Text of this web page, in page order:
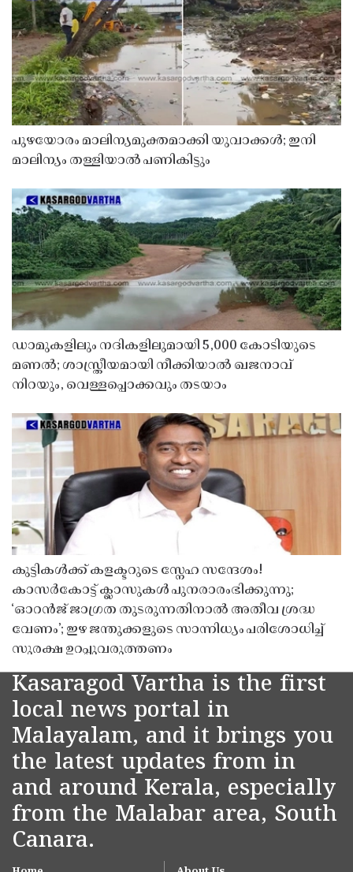
പുഴയോരം മാലിന്യമുക്തമാക്കി യുവാക്കൾ; ഇനി
മാലിന്യം തള്ളിയാൽ പണികിട്ടും
ഡാമുകളിലും നദികളിലുമായി 5,000 കോടിയുടെ
മണൽ; ശാസ്ത്രീയമായി നീക്കിയാൽ ഖജനാവ്
നിറയും, വെള്ളപ്പൊക്കവും തടയാം
കുട്ടികൾക്ക് കളക്ടറുടെ സ്നേഹ സന്ദേശം!
കാസർകോട്ട് ക്ലാസുകൾ പുനരാരംഭിക്കുന്നു;
‘ഓറൻജ് ജാഗ്രത തുടരുന്നതിനാൽ അതീവ ശ്രദ്ധ
വേണം’; ഇഴ ജന്തുക്കളുടെ സാന്നിധ്യം പരിശോധിച്ച്
സുരക്ഷ ഉറപ്പുവരുത്തണം
Kasaragod Vartha is the first
local news portal in
Malayalam, and it brings you
the latest updates from in
and around Kerala, especially
from the Malabar area, South
Canara.